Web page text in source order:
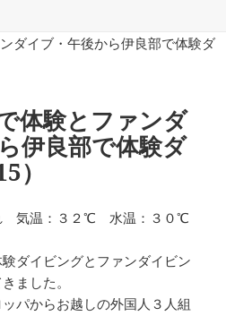
体験とファンダ
伊良部で体験ダ
）
気温：３２℃ 水温：３０℃
ダイビングとファンダイビン
ました。
パからお越しの外国人３人組